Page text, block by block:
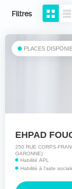
Filtres
PLACES
EHPAD
250 RUE CORPS-
GARONNE)
Habilité APL
Habilité à l'aide